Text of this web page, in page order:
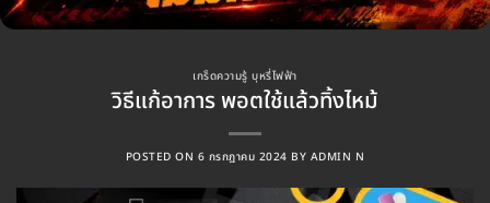
เกร็ดความรู้ บุหรี่ไฟฟ้า
วิธีแก้อาการ พอตใช้แล้วทิ้งไหม้
POSTED ON 6 กรกฎาคม 2024 BY ADMIN N